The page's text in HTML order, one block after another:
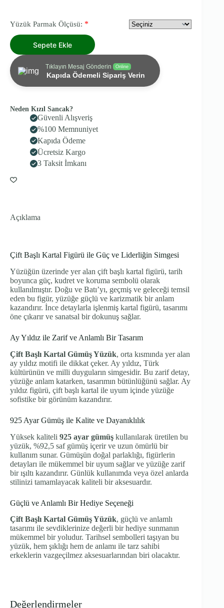
Yüzük Parmak Ölçüsü: *
Sepete Ekle
Tıklayın Mesaj Gönderin Online
Kapıda Ödemeli Sipariş Verin
Neden Kızıl Sancak?
Güvenli Alışveriş
%100 Memnuniyet
Kapıda Ödeme
Ücretsiz Kargo
3 Taksit İmkanı
Açıklama
Çift Başlı Kartal Figürü ile Güç ve Liderliğin Simgesi
Yüzüğün üzerinde yer alan çift başlı kartal figürü, tarih
boyunca güç, kudret ve koruma sembolü olarak
kullanılmıştır. Doğu ve Batı’yı, geçmiş ve geleceği temsil
eden bu figür, yüzüğe güçlü ve karizmatik bir anlam
kazandırır. İnce detaylarla işlenmiş kartal figürü, tasarımı
öne çıkarır ve sanatsal bir dokunuş sağlar.
Ay Yıldız ile Zarif ve Anlamlı Bir Tasarım
Çift Başlı Kartal Gümüş Yüzük, orta kısmında yer alan
ay yıldız motifi ile dikkat çeker. Ay yıldız, Türk
kültürünün ve milli duyguların simgesidir. Bu zarif detay,
yüzüğe anlam katarken, tasarımın bütünlüğünü sağlar. Ay
yıldız figürü, çift başlı kartal ile uyum içinde yüzüğe
sofistike bir görünüm kazandırır.
925 Ayar Gümüş ile Kalite ve Dayanıklılık
Yüksek kaliteli 925 ayar gümüş kullanılarak üretilen bu
yüzük, %92,5 saf gümüş içerir ve uzun ömürlü bir
kullanım sunar. Gümüşün doğal parlaklığı, figürlerin
detayları ile mükemmel bir uyum sağlar ve yüzüğe zarif
bir ışıltı kazandırır. Günlük kullanımda veya özel anlarda
stilinizi tamamlayacak kaliteli bir aksesuardır.
Güçlü ve Anlamlı Bir Hediye Seçeneği
Çift Başlı Kartal Gümüş Yüzük, güçlü ve anlamlı
tasarımı ile sevdiklerinize değerli bir hediye sunmanın
mükemmel bir yoludur. Tarihsel sembolleri taşıyan bu
yüzük, hem şıklığı hem de anlamı ile tarz sahibi
erkeklerin vazgeçilmez aksesuarlarından biri olacaktır.
Değerlendirmeler